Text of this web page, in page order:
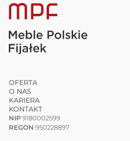
OFERTA
O NAS
KARIERA
KONTAKT
NIP 9180002599
REGON 950228897